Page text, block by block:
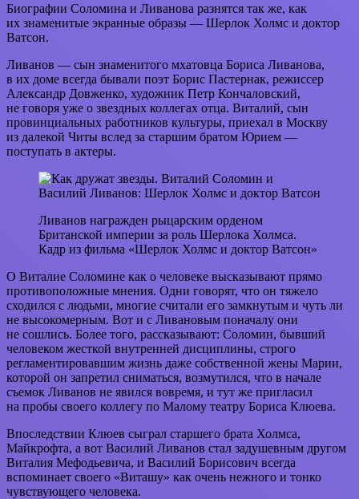
Биографии Соломина и Ливанова разнятся так же, как
их знаменитые экранные образы — Шерлок Холмс и доктор
Ватсон.
Ливанов — сын знаменитого мхатовца Бориса Ливанова,
в их доме всегда бывали поэт Борис Пастернак, режиссер
Александр Довженко, художник Петр Кончаловский,
не говоря уже о звездных коллегах отца. Виталий, сын
провинциальных работников культуры, приехал в Москву
из далекой Читы вслед за старшим братом Юрием —
поступать в актеры.
Ливанов награжден рыцарским орденом
Британской империи за роль Шерлока Холмса.
Кадр из фильма «Шерлок Холмс и доктор Ватсон»
О Виталие Соломине как о человеке высказывают прямо
противоположные мнения. Одни говорят, что он тяжело
сходился с людьми, многие считали его замкнутым и чуть ли
не высокомерным. Вот и с Ливановым поначалу они
не сошлись. Более того, рассказывают: Соломин, бывший
человеком жесткой внутренней дисциплины, строго
регламентировавшим жизнь даже собственной жены Марии,
которой он запретил сниматься, возмутился, что в начале
съемок Ливанов не явился вовремя, и тут же пригласил
на пробы своего коллегу по Малому театру Бориса Клюева.
Впоследствии Клюев сыграл старшего брата Холмса,
Майкрофта, а вот Василий Ливанов стал задушевным другом
Виталия Мефодьевича, и Василий Борисович всегда
вспоминает своего «Виташу» как очень нежного и тонко
чувствующего человека.